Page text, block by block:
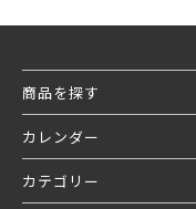
商品を探す
カレンダー
カテゴリー